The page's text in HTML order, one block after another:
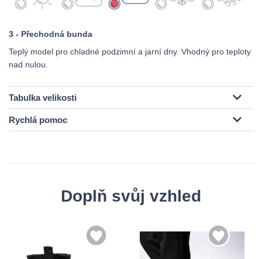
3 - Přechodná bunda
Teplý model pro chladné podzimní a jarní dny. Vhodný pro teploty
nad nulou.
Tabulka velikosti
Rychlá pomoc
Doplň svůj vzhled